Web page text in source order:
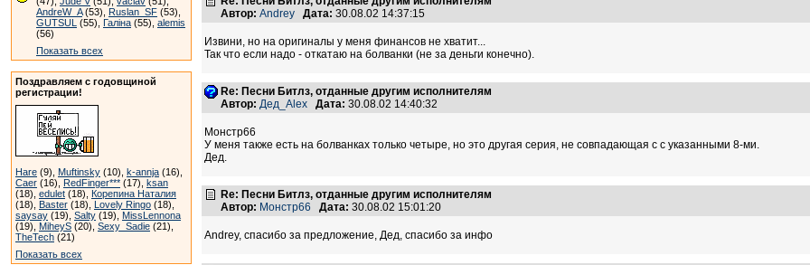
AndreW_A(53), Ruslan_SF (53),
GUTSUL (55), Галіна (55), alemis
(56)
Показать всех
Поздравляем с годовщиной
регистрации!
Hare (9), Muftinsky (10), k-annja (16),
Caer (16), RedFinger*** (17), ksan
(18), edulet (18), Корепина Наталия
(18), Baster (18), Lovely Ringo (18),
saysay (19), Salty (19), MissLennona
(19), MiheyS (20), Sexy_Sadie (21),
TheTech (21)
Показать всех
Автор: Andrey Дата: 30.08.02 14:37:15
Извини, но на оригиналы у меня финансов не хватит...
Так что если надо - откатаю на болванки (не за деньги конечно).
Re: Песни Битлз, отданные другим исполнителям
Автор: Дед_Alex Дата: 30.08.02 14:40:32
Монстр66
У меня также есть на болванках только четыре, но это другая серия, не совпадающая с с указанными 8-ми.
Дед.
Re: Песни Битлз, отданные другим исполнителям
Автор: Монстр66 Дата: 30.08.02 15:01:20
Andrey, спасибо за предложение, Дед, спасибо за инфо